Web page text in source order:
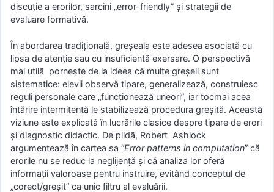
discuție a erorilor, sarcini „error-friendly” și strategii de
evaluare formativă.
În abordarea tradițională, greșeala este adesea asociată cu
lipsa de atenție sau cu insuficientă exersare. O perspectivă
mai utilă pornește de la ideea că multe greșeli sunt
sistematice: elevii observă tipare, generalizează, construiesc
reguli personale care „funcționează uneori”, iar tocmai acea
întărire intermitentă le stabilizează procedura greșită. Această
viziune este explicatǎ în lucrările clasice despre tipare de erori
și diagnostic didactic. De pildă, Robert Ashlock
argumentează în cartea sa “Error patterns in computation” că
erorile nu se reduc la neglijență și că analiza lor oferă
informații valoroase pentru instruire, evitând conceptul de
„corect/greșit” ca unic filtru al evaluării.